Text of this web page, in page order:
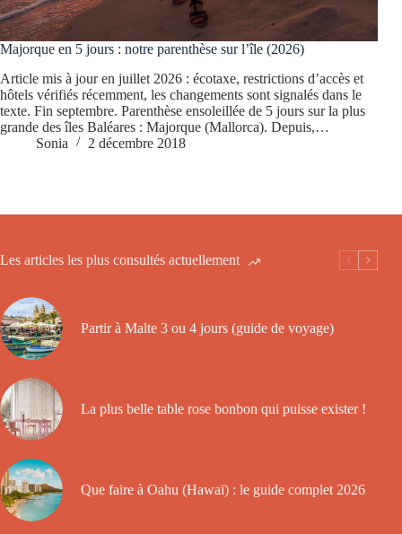
Majorque en 5 jours : notre parenthèse sur l’île (2026)
Article mis à jour en juillet 2026 : écotaxe, restrictions d’accès et
hôtels vérifiés récemment, les changements sont signalés dans le
texte. Fin septembre. Parenthèse ensoleillée de 5 jours sur la plus
grande des îles Baléares : Majorque (Mallorca). Depuis,…
Sonia
2 décembre 2018
Les articles les plus consultés actuellement
Partir à Malte 3 ou 4 jours (guide de voyage)
La plus belle table rose bonbon qui puisse exister !
Que faire à Oahu (Hawaï) : le guide complet 2026